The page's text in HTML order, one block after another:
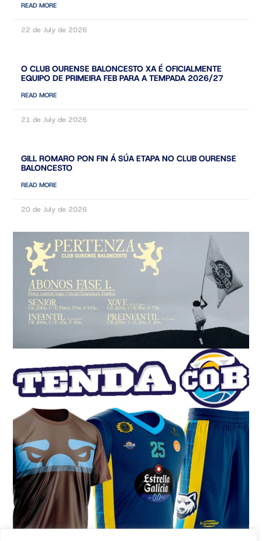
READ MORE
22 de July de 2026
O CLUB OURENSE BALONCESTO XA É OFICIALMENTE
EQUIPO DE PRIMEIRA FEB PARA A TEMPADA 2026/27
READ MORE
21 de July de 2026
GILL ROMARO PON FIN Á SÚA ETAPA NO CLUB OURENSE
BALONCESTO
READ MORE
20 de July de 2026